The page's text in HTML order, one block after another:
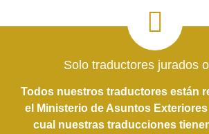
Solo traductores jurados
Todos nuestros traductores están
el Ministerio de Asuntos
cual nuestras traducciones